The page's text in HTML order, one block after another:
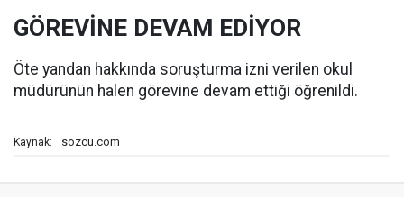
GÖREVİNE DEVAM EDİYOR
Öte yandan hakkında soruşturma izni verilen okul
müdürünün halen görevine devam ettiği öğrenildi.
Kaynak: sozcu.com